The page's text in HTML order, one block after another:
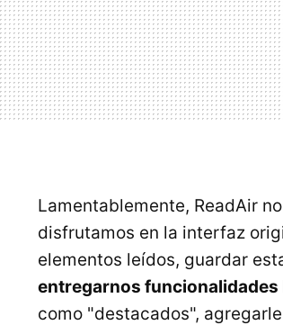
Lamentablemente, ReadAir
disfrutamos en la interfaz
elementos leídos, guardar
entregarnos funcionalidades
como "destacados",